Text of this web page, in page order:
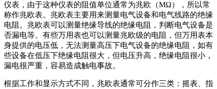
仪表，由于这种仪表的阻值单位通常为兆欧（MΩ），所以常
称作兆欧表。兆欧表主要用来测量电气设备和电气线路的绝缘
电阻。兆欧表可以测量绝缘导线的绝缘电阻，判断电气设备是
否漏电等。有些万用表也可以测量兆欧级的电阻，但万用表本
身提供的电压低，无法测量高压下电气设备的绝缘电阻，如有
些设备在低压下绝缘电阻很大，但电压升高，绝缘电阻很小，
漏电很严重，容易造成触电事故。
根据工作和显示方式不同，兆欧表通常可分作三类：摇表、指